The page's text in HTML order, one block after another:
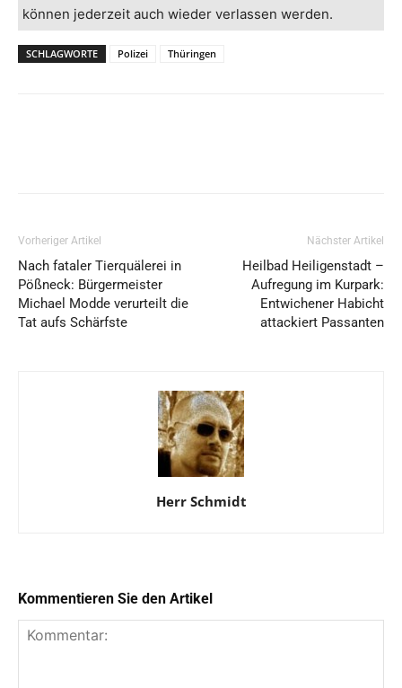
können jederzeit auch wieder verlassen werden.
SCHLAGWORTE Polizei Thüringen
Vorheriger Artikel
Nach fataler Tierquälerei in
Pößneck: Bürgermeister
Michael Modde verurteilt die
Tat aufs Schärfste
Nächster Artikel
Heilbad Heiligenstadt –
Aufregung im Kurpark:
Entwichener Habicht
attackiert Passanten
Herr Schmidt
Kommentieren Sie den Artikel